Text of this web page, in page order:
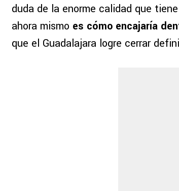
duda de la enorme calidad que
ahora mismo es cómo encajaría
que el Guadalajara logre cerrar